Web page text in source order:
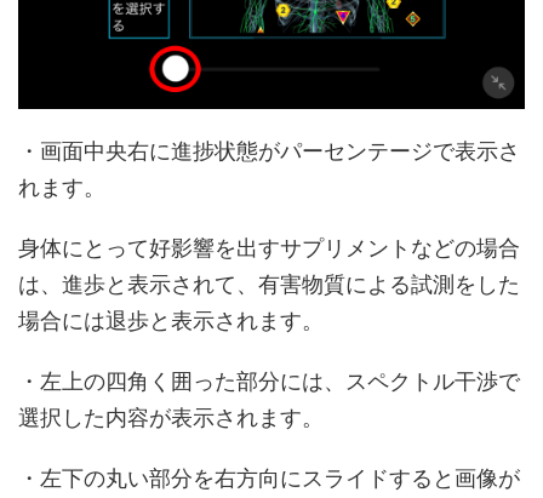
・画面中央右に進捗状態がパーセンテージで表示さ
れます。
身体にとって好影響を出すサプリメントなどの場合
は、進歩と表示されて、有害物質による試測をした
場合には退歩と表示されます。
・左上の四角く囲った部分には、スペクトル干渉で
選択した内容が表示されます。
・左下の丸い部分を右方向にスライドすると画像が